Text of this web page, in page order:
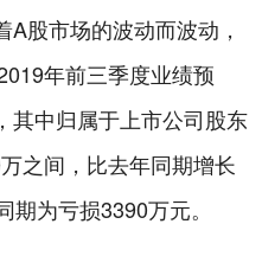
股市场的波动而波动，
年前三季度业绩预
其中归属于上市公司股东
之间，比去年同期增长
为亏损3390万元。